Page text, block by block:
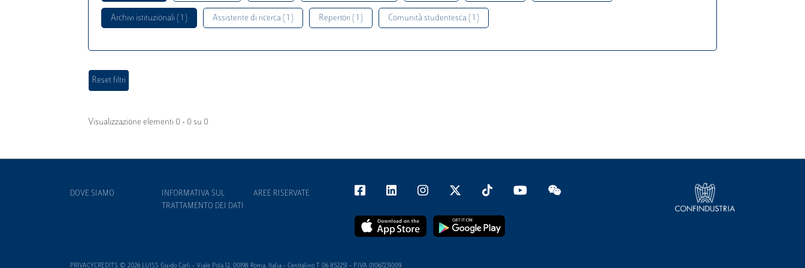
Archivi istituzionali ( 1 ) Assistente di ricerca ( 1 ) Repertori ( 1 ) Comunità studentesca ( 1 )
Visualizzazione elementi 0 - 0 su 0
DOVE SIAMO
INFORMATIVA SUL
TRATTAMENTO DEI DATI
AREE RISERVATE
PRIVACYCREDITS © 2026 LUISS Guido Carli - Viale Pola 12, 00198 Roma, Italia - Centralino T 06 852251 - P.IVA 01067231009